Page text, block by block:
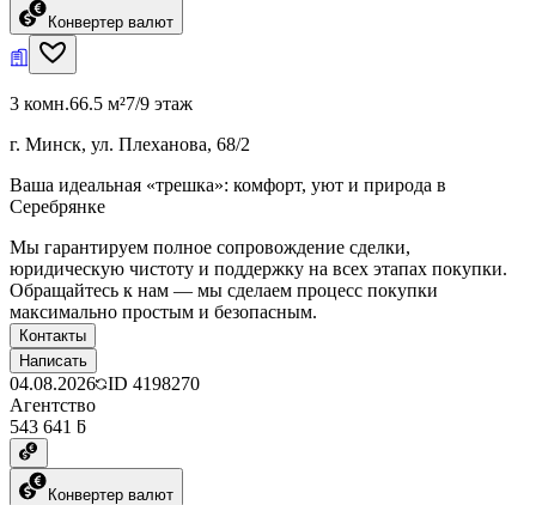
Конвертер валют
3 комн.66.5 м²7/9 этаж
г. Минск, ул. Плеханова, 68/2
Ваша идеальная «трешка»: комфорт, уют и природа в
Серебрянке
Мы гарантируем полное сопровождение сделки,
юридическую чистоту и поддержку на всех этапах покупки.
Обращайтесь к нам — мы сделаем процесс покупки
максимально простым и безопасным.
Контакты
Написать
04.08.2026 ID 4198270
Агентство
543 641 ƃ
Конвертер валют